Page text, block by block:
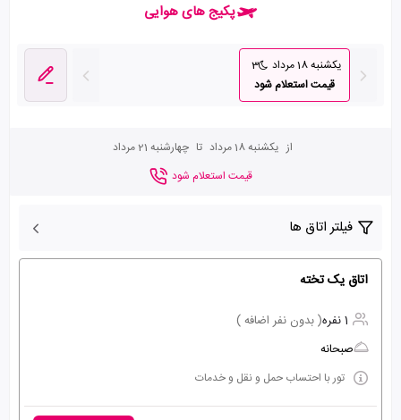
پکیج های هوایی
یکشنبه 18 مرداد
3
قیمت استعلام شود
از یکشنبه 18 مرداد تا چهارشنبه 21 مرداد
قیمت استعلام شود
فیلتر اتاق ها
اتاق یک تخته
1 نفره
( بدون نفر اضافه )
صبحانه
تور با احتساب حمل و نقل و خدمات